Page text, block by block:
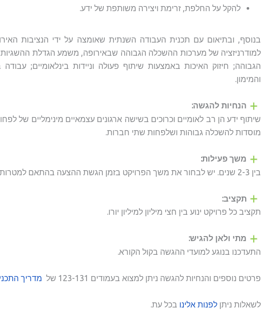
להקל על החלפת, זרימת ויצירה משותפת של ידע.
בנוסף, ובתיאום עם תכנית העבודה השנתית שאומצה על ידי הנציבות
למודרניזציה של מערכות ההשכלה הגבוהה שבאירופה, משמע הגדלת ההשגיות;
הגבוהה; חיזוק האיכות באמצעות שיתוף פעולה וניידות בינלאומיים;
והמימון.
הנחיות להגשה:
שיתוף ידע הן רב לאומיים וכרוכים בשישה ארגונים עצמאיים מינימליים של
מוסדות להשכלה גבוהות ושלפחות שתי חברות.
משך פעילות:
בין 2-3 שנים. יש לבחור את משך הפרויקט בזמן הגשת ההצעה בהתאם למטרות הפרויקט וסוג הפעילות הצפויה במהלכו.
תקציב:
תקציב כל פרויקט ינוע בין חצי מיליון למיליון יורו.
מתי ולאן להגיש:
התעדכנו בנוגע למועדי ההגשה בקול הקורא.
פרטים נוספים והנחיות להגשה ניתן למצוא בעמודים 123-131 של מדריך
לשאלות ניתן לפנות אלינו בכל עת.